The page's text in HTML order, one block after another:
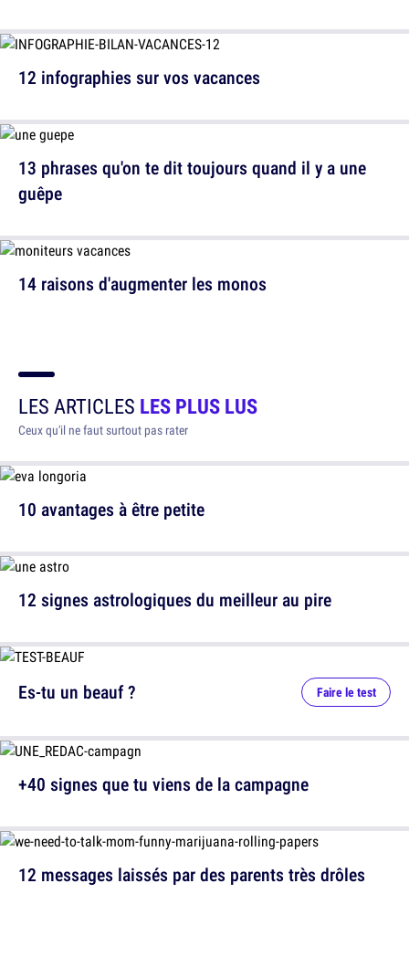
13 phrases qu'on te dit toujours quand il y a une
guêpe
12 infographies sur vos vacances
14 raisons d'augmenter les monos
LES ARTICLES LES PLUS LUS
Ceux qu'il ne faut surtout pas rater
10 avantages à être petite
12 signes astrologiques du meilleur au pire
12 messages laissés par des parents très drôles
Es-tu un beauf ? Faire le test
+40 signes que tu viens de la campagne